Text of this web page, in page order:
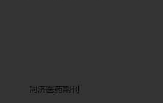
同济医药期刊